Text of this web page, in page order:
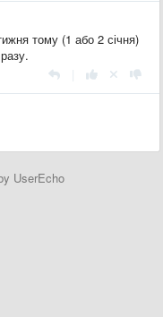
тому (1 або 2 січня)
UserEcho